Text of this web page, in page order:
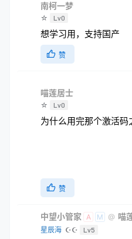
南柯一梦
☆ Lv0
想学习用，支持国产
赞
喵莲居士
☆ Lv0
为什么用完那个激活码
赞
中望小管家 A M @ 喵
星辰海 ☪☪ Lv5